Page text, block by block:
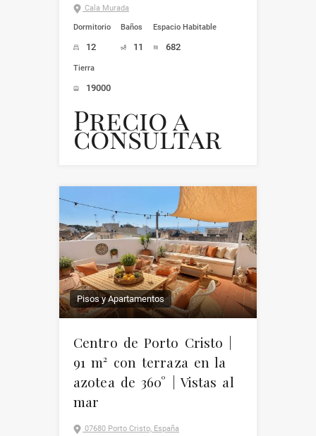
Cala Murada
Dormitorio
12
Baños
11
Espacio Habitable
682
Tierra
19000
Precio a
consultar
Pisos y Apartamentos
Centro de Porto Cristo |
91 m² con terraza en la
azotea de 360° | Vistas al
mar
07680 Porto Cristo, España